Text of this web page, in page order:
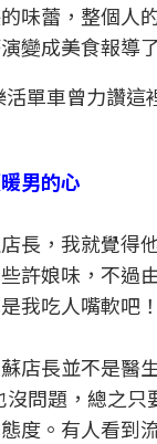
味蕾，整個人
變成美食報導
單車曾力讚
男的心
長，我就覺得
許娘味，不過
我吃人嘴軟吧
店長並不是醫
沒問題，總之
度。有人看到